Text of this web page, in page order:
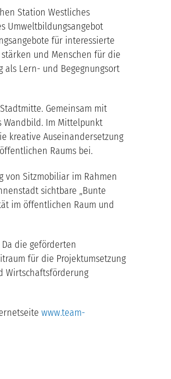
Station Westliches
Umweltbildungsangebot
für interessierte
und Menschen für die
als Lern- und Begegnungsort
Gemeinsam mit
Im Mittelpunkt
kreative Auseinandersetzung
Raums bei.
von Sitzmobiliar im Rahmen
sichtbare „Bunte
im öffentlichen Raum und
die geförderten
für die Projektumsetzung
Wirtschaftsförderung
www.team-